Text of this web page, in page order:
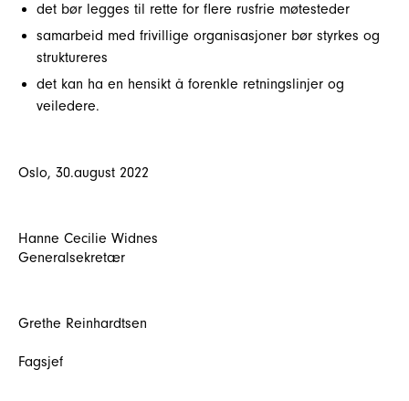
det bør legges til rette for flere rusfrie møtesteder
samarbeid med frivillige organisasjoner bør styrkes og
struktureres
det kan ha en hensikt å forenkle retningslinjer og
veiledere.
Oslo, 30.august 2022
Hanne Cecilie Widnes
Generalsekretær
Grethe Reinhardtsen
Fagsjef